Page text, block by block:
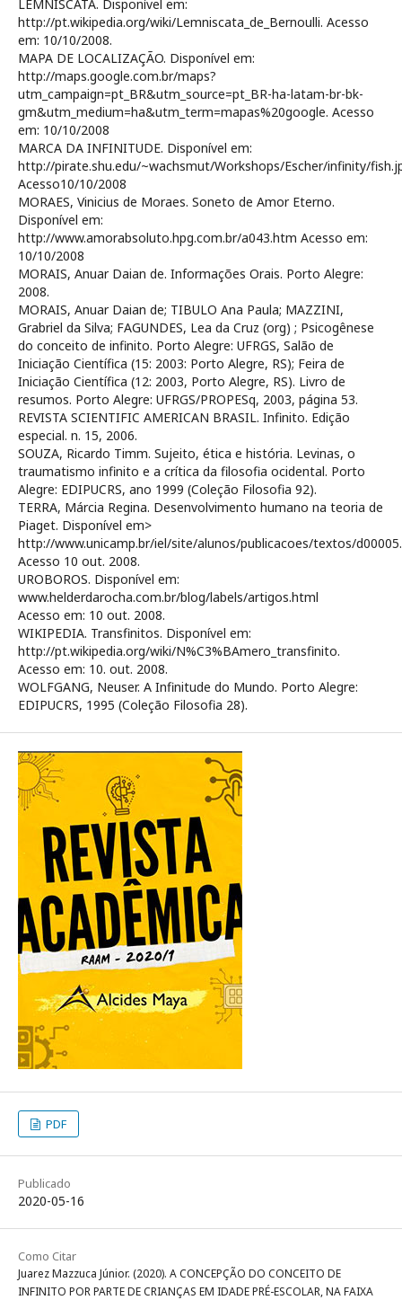
LEMNISCATA. Disponível em:
http://pt.wikipedia.org/wiki/Lemniscata_de_Bernoulli. Acesso
em: 10/10/2008.
MAPA DE LOCALIZAÇÃO. Disponível em:
http://maps.google.com.br/maps?
utm_campaign=pt_BR&utm_source=pt_BR-ha-latam-br-bk-
gm&utm_medium=ha&utm_term=mapas%20google. Acesso
em: 10/10/2008
MARCA DA INFINITUDE. Disponível em:
http://pirate.shu.edu/~wachsmut/Workshops/Escher/infinity/
Acesso10/10/2008
MORAES, Vinicius de Moraes. Soneto de Amor Eterno.
Disponível em:
http://www.amorabsoluto.hpg.com.br/a043.htm Acesso em:
10/10/2008
MORAIS, Anuar Daian de. Informações Orais. Porto Alegre:
2008.
MORAIS, Anuar Daian de; TIBULO Ana Paula; MAZZINI,
Grabriel da Silva; FAGUNDES, Lea da Cruz (org) ; Psicogênese
do conceito de infinito. Porto Alegre: UFRGS, Salão de
Iniciação Científica (15: 2003: Porto Alegre, RS); Feira de
Iniciação Científica (12: 2003, Porto Alegre, RS). Livro de
resumos. Porto Alegre: UFRGS/PROPESq, 2003, página 53.
REVISTA SCIENTIFIC AMERICAN BRASIL. Infinito. Edição
especial. n. 15, 2006.
SOUZA, Ricardo Timm. Sujeito, ética e história. Levinas, o
traumatismo infinito e a crítica da filosofia ocidental. Porto
Alegre: EDIPUCRS, ano 1999 (Coleção Filosofia 92).
TERRA, Márcia Regina. Desenvolvimento humano na teoria de
Piaget. Disponível em>
http://www.unicamp.br/iel/site/alunos/publicacoes/textos/
Acesso 10 out. 2008.
UROBOROS. Disponível em:
www.helderdarocha.com.br/blog/labels/artigos.html
Acesso em: 10 out. 2008.
WIKIPEDIA. Transfinitos. Disponível em:
http://pt.wikipedia.org/wiki/N%C3%BAmero_transfinito.
Acesso em: 10. out. 2008.
WOLFGANG, Neuser. A Infinitude do Mundo. Porto Alegre:
EDIPUCRS, 1995 (Coleção Filosofia 28).
PDF
Publicado
2020-05-16
Como Citar
Juarez Mazzuca Júnior. (2020). A CONCEPÇÃO DO CONCEITO DE
INFINITO POR PARTE DE CRIANÇAS EM IDADE PRÉ-ESCOLAR, NA FAIXA